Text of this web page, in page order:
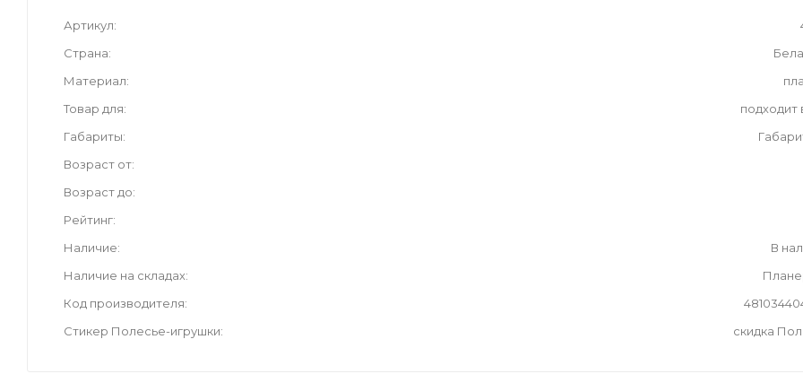
Артикул
Страна
Материал
Товар для
подходит
Габариты
Возраст от
Возраст до
Рейтинг
Наличие
В
Наличие на складах
Код производителя
Стикер Полесье-игрушки
скидка